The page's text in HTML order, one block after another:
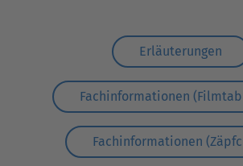
Erläuterungen
Fachinformationen
Fachinformationen